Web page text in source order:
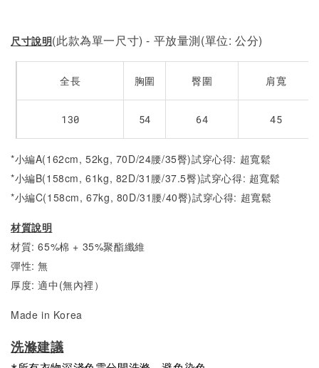
尺寸說明(此款為單一尺寸) - 平放量測(單位: 公分)
全長 胸圍 臀圍 肩寬
130 54 64 45
*小編A(162cm, 52kg, 70D/24腰/35臀)試穿心得: 超寬鬆
*小編B(158cm, 61kg, 82D/31腰/37.5臀)試穿心得: 超寬鬆
*小編C(158cm, 67kg, 80D/31腰/40臀)試穿心得: 超寬鬆
材質說明
材質: 65%棉 + 35%聚酯纖維
彈性: 無
厚度: 適中(無內裡）
Made in Korea
洗滌建議